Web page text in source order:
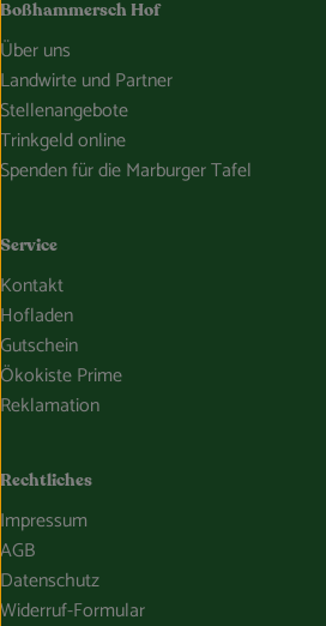
Boßhammersch Hof
Über uns
Landwirte und Partner
Stellenangebote
Trinkgeld online
Spenden für die Marburger Tafel
Service
Kontakt
Hofladen
Gutschein
Ökokiste Prime
Reklamation
Rechtliches
Impressum
AGB
Datenschutz
Widerruf-Formular